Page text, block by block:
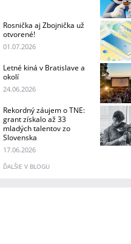
Rosnička aj Zbojnička už
otvorené!
01.07.2026
Letné kiná v Bratislave a
okolí
24.06.2026
Rekordný záujem o TNE:
grant získalo až 33
mladých talentov zo
Slovenska
17.06.2026
ĎALŠIE V BLOGU